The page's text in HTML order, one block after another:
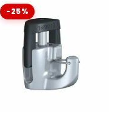
-25%